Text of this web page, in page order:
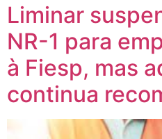
Liminar
NR-1 para
à Fiesp, mas
continua